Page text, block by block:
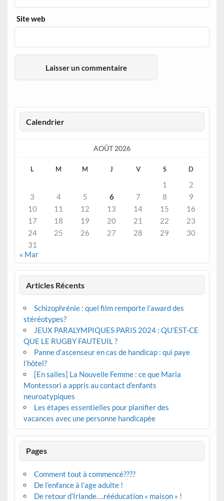
Site web
Calendrier
AOÛT 2026
L M M J V S D
1
2
3
4 5 6 7 8
9
10
11 12 13 14 15
16
17
18 19 20 21 22
23
24
25 26 27 28 29
30
31
« Mar
Articles Récents
Schizophrénie : quel film remporte l’award des
stéréotypes?
JEUX PARALYMPIQUES PARIS 2024 : QU’EST-CE
QUE LE RUGBY FAUTEUIL ?
Panne d’ascenseur en cas de handicap : qui paye
l’hôtel?
[En salles] La Nouvelle Femme : ce que Maria
Montessori a appris au contact d’enfants
neuroatypiques
Les étapes essentielles pour planifier des
vacances avec une personne handicapée
Pages
Comment tout à commencé????
De l’enfance à l’age adulte !
De retour d’Irlande….rééducation « maison » !